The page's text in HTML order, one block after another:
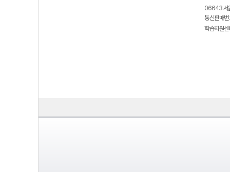
06643 서
통신판매
학습지원